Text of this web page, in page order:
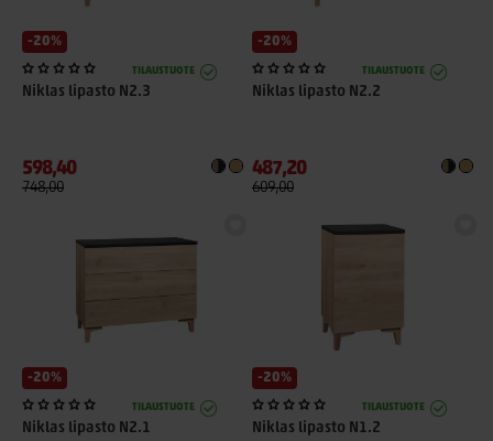
-20%
TILAUSTUOTE
Niklas lipasto N2.3
598,40
748,00
-20%
TILAUSTUOTE
Niklas lipasto N2.2
487,20
609,00
-20%
TILAUSTUOTE
Niklas lipasto N2.1
-20%
TILAUSTUOTE
Niklas lipasto N1.2